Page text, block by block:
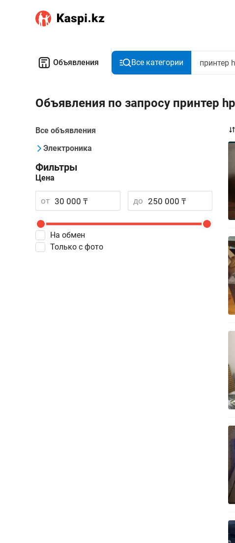
Объявления Все категории
Объявления по запросу принтер
Все объявления
Электроника
Фильтры
Цена
от до
На обмен
Только с фото